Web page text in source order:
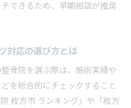
できるため、早期相談が推奨
対応の選び方とは
骨院を選ぶ際は、施術実績や
を総合的にチェックすること
枚方市 ランキング」や「枚方